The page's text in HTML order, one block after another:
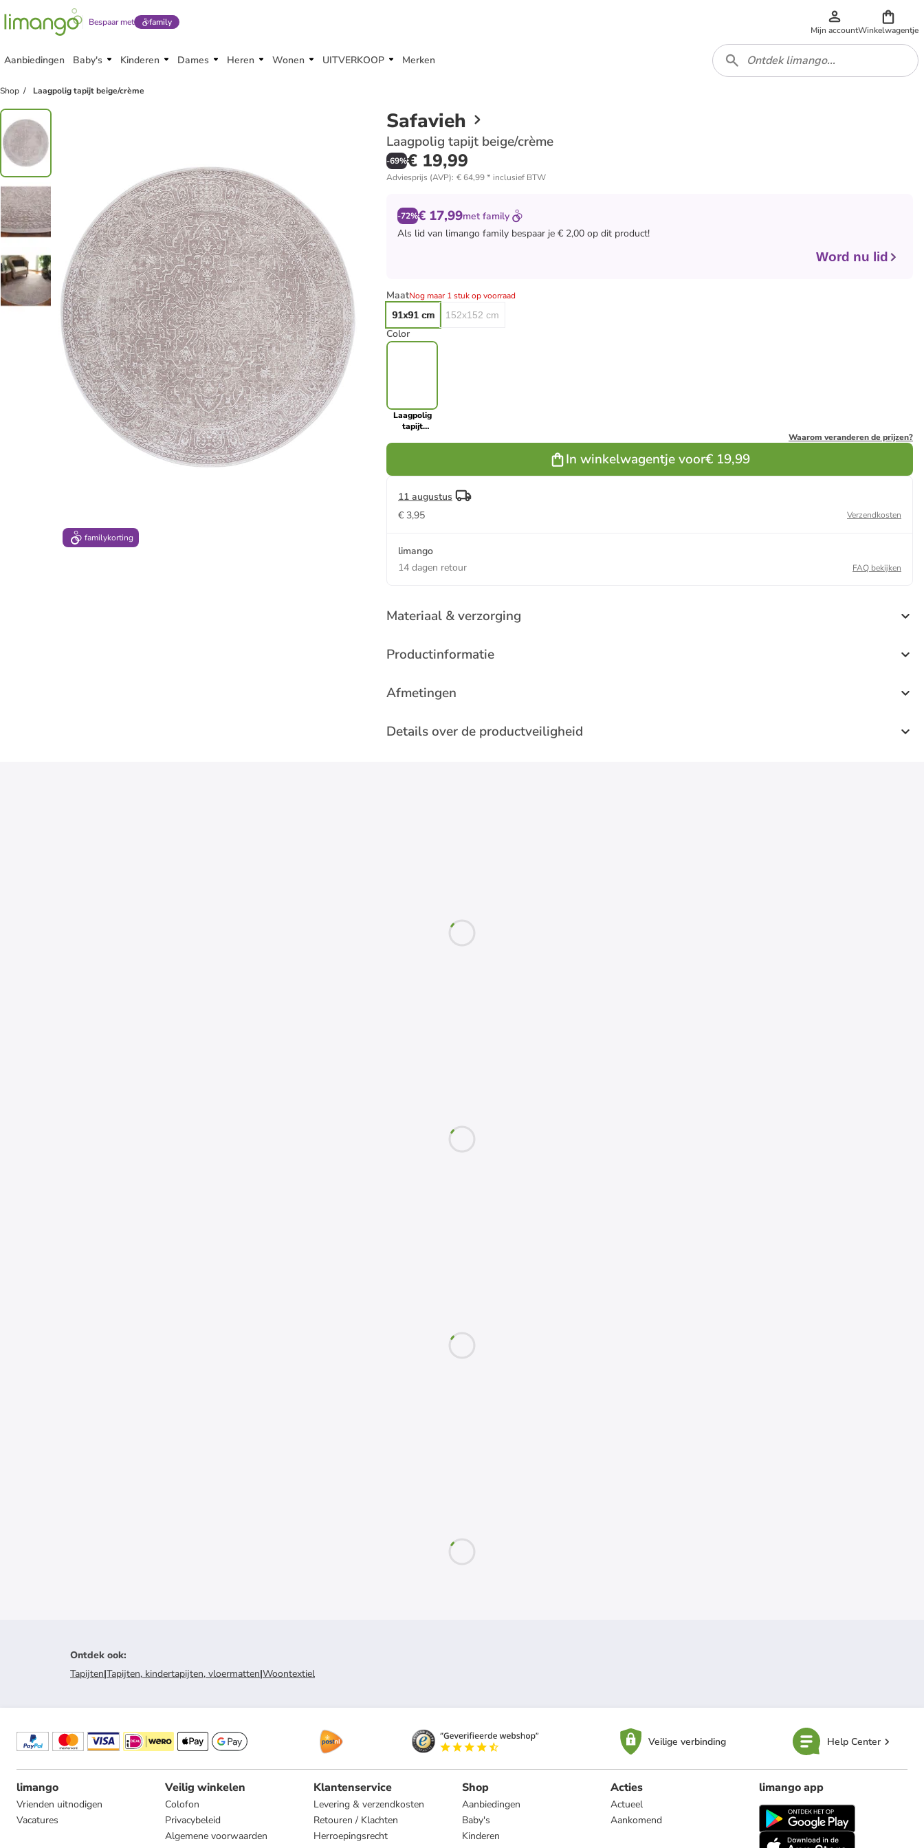
Bespaar met family
Mijn accountWinkelwagentje
Aanbiedingen Baby's Kinderen Dames Heren Wonen UITVERKOOP Merken
Shop Laagpolig tapijt beige/crème
familykorting
familykorting
Safavieh
Laagpolig tapijt beige/crème
-69%€ 19,99
Adviesprijs (AVP): € 64,99* inclusief BTW
-72%€ 17,99met family
Als lid van limango family bespaar je € 2,00 op dit product!
Word nu lid
MaatNog maar 1 stuk op voorraad
91x91 cm
152x152 cm
Color
Laagpolig
tapijt
Waarom veranderen de prijzen?
In winkelwagentje voor€ 19,99
11 augustus
€ 3,95
Verzendkosten
limango
14 dagen retour
FAQ bekijken
Materiaal & verzorging
Productinformatie
Afmetingen
Details over de productveiligheid
Ontdek ook:
Tapijten|Tapijten, kindertapijten, vloermatten|Woontextiel
Veilige verbinding Help Center
limango
Vrienden uitnodigen
Vacatures
Veilig winkelen
Colofon
Privacybeleid
Algemene voorwaarden
Klantenservice
Levering & verzendkosten
Retouren / Klachten
Herroepingsrecht
Shop
Aanbiedingen
Baby's
Kinderen
Acties
Actueel
Aankomend
limango app